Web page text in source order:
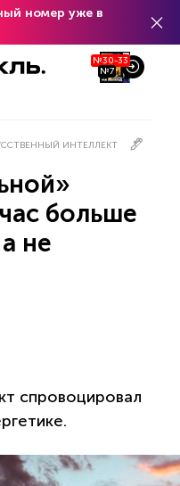
номер уже в
№30-33
№7
ИНТЕЛЛЕКТ
больше
не
спровоцировал